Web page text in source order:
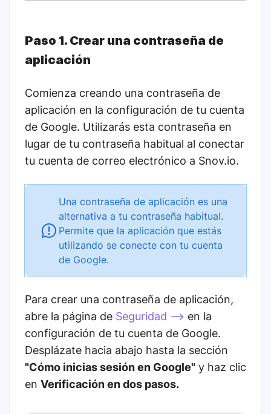
Paso 1. Crear una contraseña de
aplicación
Comienza creando una contraseña de
aplicación en la configuración de tu cuenta
de Google. Utilizarás esta contraseña en
lugar de tu contraseña habitual al conectar
tu cuenta de correo electrónico a Snov.io.
Una contraseña de aplicación es una
alternativa a tu contraseña habitual.
Permite que la aplicación que estás
utilizando se conecte con tu cuenta
de Google.
Para crear una contraseña de aplicación,
abre la página de Seguridad --> en la
configuración de tu cuenta de Google.
Desplázate hacia abajo hasta la sección
"Cómo inicias sesión en Google" y haz clic
en Verificación en dos pasos.